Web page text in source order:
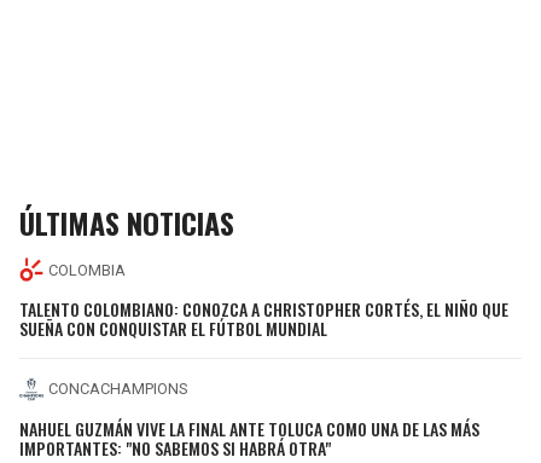
ÚLTIMAS NOTICIAS
COLOMBIA
TALENTO COLOMBIANO: CONOZCA A CHRISTOPHER CORTÉS, EL NIÑO QUE
SUEÑA CON CONQUISTAR EL FÚTBOL MUNDIAL
CONCACHAMPIONS
NAHUEL GUZMÁN VIVE LA FINAL ANTE TOLUCA COMO UNA DE LAS MÁS
IMPORTANTES: "NO SABEMOS SI HABRÁ OTRA"